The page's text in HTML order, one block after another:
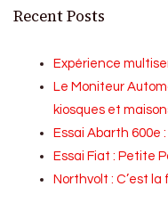
Recent Posts
Expérience
Le Moniteur
kiosques et
Essai Abarth 600e
Essai Fiat : Petite
Northvolt : C’est la